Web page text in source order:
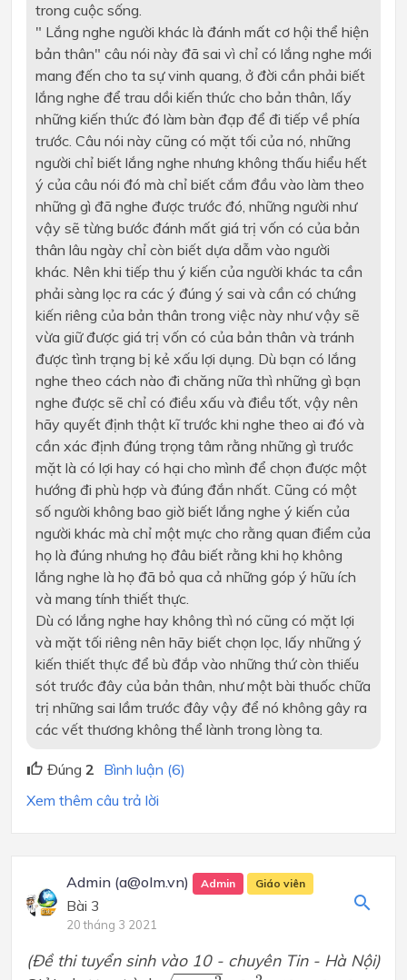
trong cuộc sống.
" Lắng nghe người khác là đánh mất cơ hội thể hiện
bản thân" câu nói này đã sai vì chỉ có lắng nghe mới
mang đến cho ta sự vinh quang, ở đời cần phải biết
lắng nghe để trau dồi kiến thức cho bản thân, lấy
những kiến thức đó làm bàn đạp để đi tiếp về phía
trước. Câu nói này cũng có mặt tối của nó, những
người chỉ biết lắng nghe nhưng không thấu hiểu hết
ý của câu nói đó mà chỉ biết cắm đầu vào làm theo
những gì đã nghe được trước đó, những người như
vậy sẽ từng bước đánh mất giá trị vốn có của bản
thân lâu ngày chỉ còn biết dựa dẫm vào người
khác. Nên khi tiếp thu ý kiến của người khác ta cần
phải sàng lọc ra các ý đúng ý sai và cần có chứng
kiến riêng của bản thân trong việc này như vậy sẽ
vừa giữ được giá trị vốn có của bản thân và tránh
được tình trạng bị kẻ xấu lợi dụng. Dù bạn có lắng
nghe theo cách nào đi chăng nữa thì những gì bạn
nghe được sẽ chỉ có điều xấu và điều tốt, vậy nên
hãy quyết định thật kĩ trước khi nghe theo ai đó và
cần xác định đúng trọng tâm rằng những gì trước
mặt là có lợi hay có hại cho mình để chọn được một
hướng đi phù hợp và đúng đắn nhất. Cũng có một
số người không bao giờ biết lắng nghe ý kiến của
người khác mà chỉ một mực cho rằng quan điểm của
họ là đúng nhưng họ đâu biết rằng khi họ không
lắng nghe là họ đã bỏ qua cả những góp ý hữu ích
và mang tính thiết thực.
Dù có lắng nghe hay không thì nó cũng có mặt lợi
và mặt tối riêng nên hãy biết chọn lọc, lấy những ý
kiến thiết thực để bù đắp vào những thứ còn thiếu
sót trước đây của bản thân, như một bài thuốc chữa
trị những sai lầm trước đây vậy để nó không gây ra
các vết thương không thể lành trong lòng ta.
Đúng 2 Bình luận (6)
Xem thêm câu trả lời
Admin (a@olm.vn) Admin Giáo viên
Bài 3
20 tháng 3 2021
(Đề thi tuyển sinh vào 10 - chuyên Tin - Hà Nội)
x−x2+2 10